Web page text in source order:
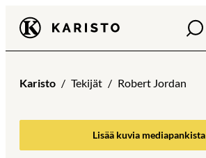
Siirry
suoraan
sisältöön
Karisto Haku
Karisto Tekijät Robert Jordan
Lisää kuvia mediapankista